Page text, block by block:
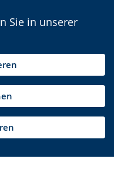
Sie in unserer